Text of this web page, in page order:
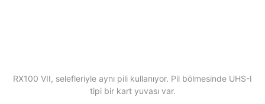
RX100 VII, selefleriyle aynı pili kullanıyor. Pil bölmesinde UHS-I
tipi bir kart yuvası var.